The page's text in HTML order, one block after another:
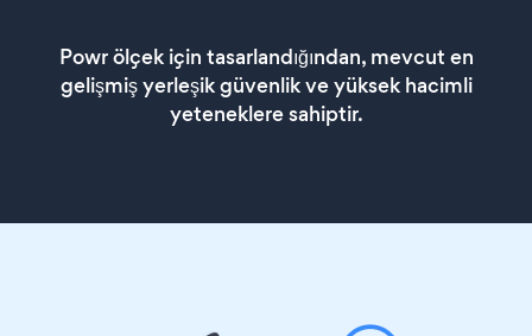
Powr ölçek için tasarlandığından, mevcut en
gelişmiş yerleşik güvenlik ve yüksek hacimli
yeteneklere sahiptir.